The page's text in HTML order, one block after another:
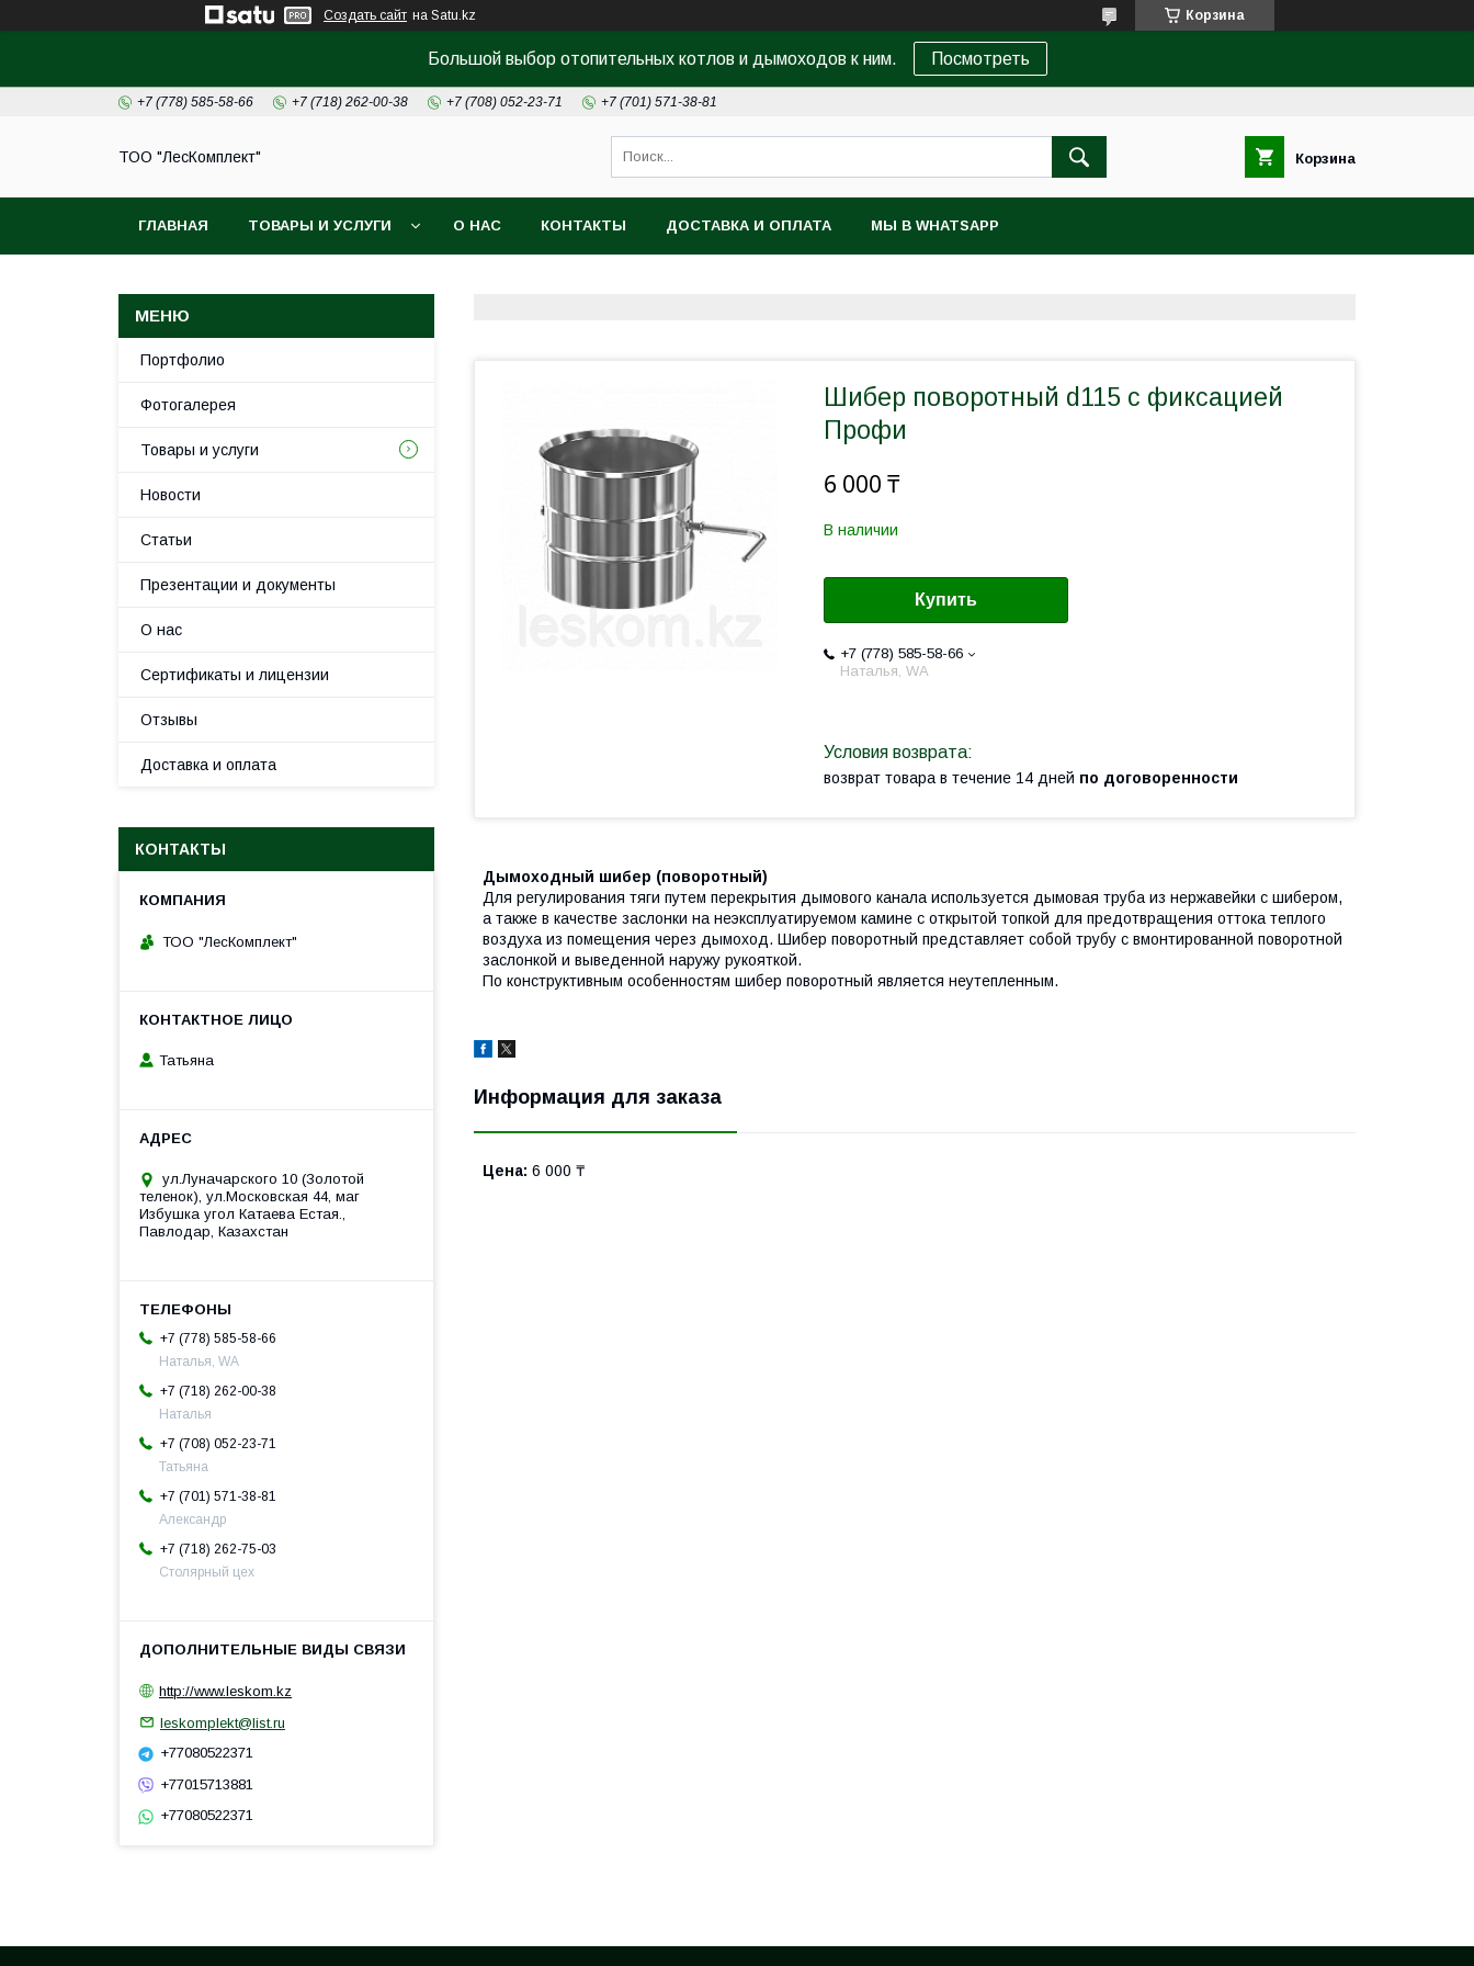
Создать сайт на Satu.kz Корзина
Большой выбор отопительных котлов и дымоходов к ним. Посмотреть
+7 (778) 585-58-66 +7 (718) 262-00-38 +7 (708) 052-23-71 +7 (701) 571-38-81
ТОО "ЛесКомплект" Корзина
ГЛАВНАЯ ТОВАРЫ И УСЛУГИ О НАС КОНТАКТЫ ДОСТАВКА И ОПЛАТА МЫ В WHATSAPP
Шибер поворотный d115 с фиксацией
Профи
6 000 ₸
В наличии
Купить
+7 (778) 585-58-66
Наталья, WA
возврат товара в течение 14 дней по договоренности
Дымоходный шибер (поворотный)
Для регулирования тяги путем перекрытия дымового канала используется дымовая труба из нержавейки с шибером,
а также в качестве заслонки на неэксплуатируемом камине с открытой топкой для предотвращения оттока теплого
воздуха из помещения через дымоход. Шибер поворотный представляет собой трубу с вмонтированной поворотной
заслонкой и выведенной наружу рукояткой.
По конструктивным особенностям шибер поворотный является неутепленным.
Информация для заказа
Цена: 6 000 ₸
Портфолио
Фотогалерея
Товары и услуги
Новости
Статьи
Презентации и документы
О нас
Сертификаты и лицензии
Отзывы
Доставка и оплата
КОНТАКТЫ
ТОО "ЛесКомплект"
Татьяна
ул.Луначарского 10 (Золотой
теленок), ул.Московская 44, маг
Избушка угол Катаева Естая.,
Павлодар, Казахстан
+7 (778) 585-58-66
Наталья, WA
+7 (718) 262-00-38
Наталья
+7 (708) 052-23-71
Татьяна
+7 (701) 571-38-81
Александр
+7 (718) 262-75-03
Столярный цех
http://www.leskom.kz
leskomplekt@list.ru
+77080522371
+77015713881
+77080522371